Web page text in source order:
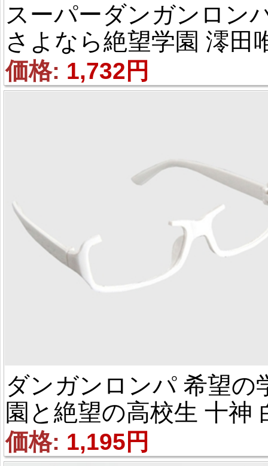
スーパーダンガンロン
さよなら絶望学園 澪田
吹 徽章 コスプレ道具
価格: 1,732円
ダンガンロンパ 希望の
園と絶望の高校生 十神
夜（とがみ びゃくや）
価格: 1,195円